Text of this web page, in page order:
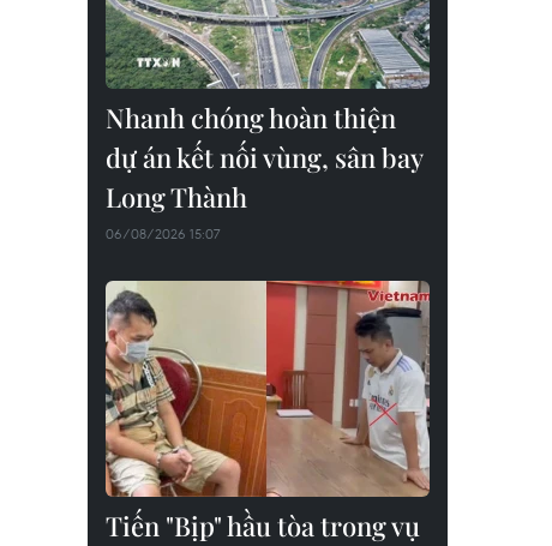
Nhanh chóng hoàn thiện
dự án kết nối vùng, sân bay
Long Thành
06/08/2026 15:07
Tiến "Bịp" hầu tòa trong vụ